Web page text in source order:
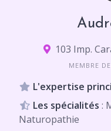
103 Imp.
MEMBRE
L'expertise
Les spécialités :
Naturopathie